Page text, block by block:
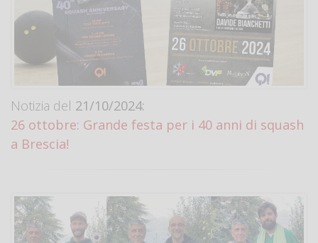
Notizia del 21/10/2024:
26 ottobre: Grande festa per i 40 anni di squash
a Brescia!